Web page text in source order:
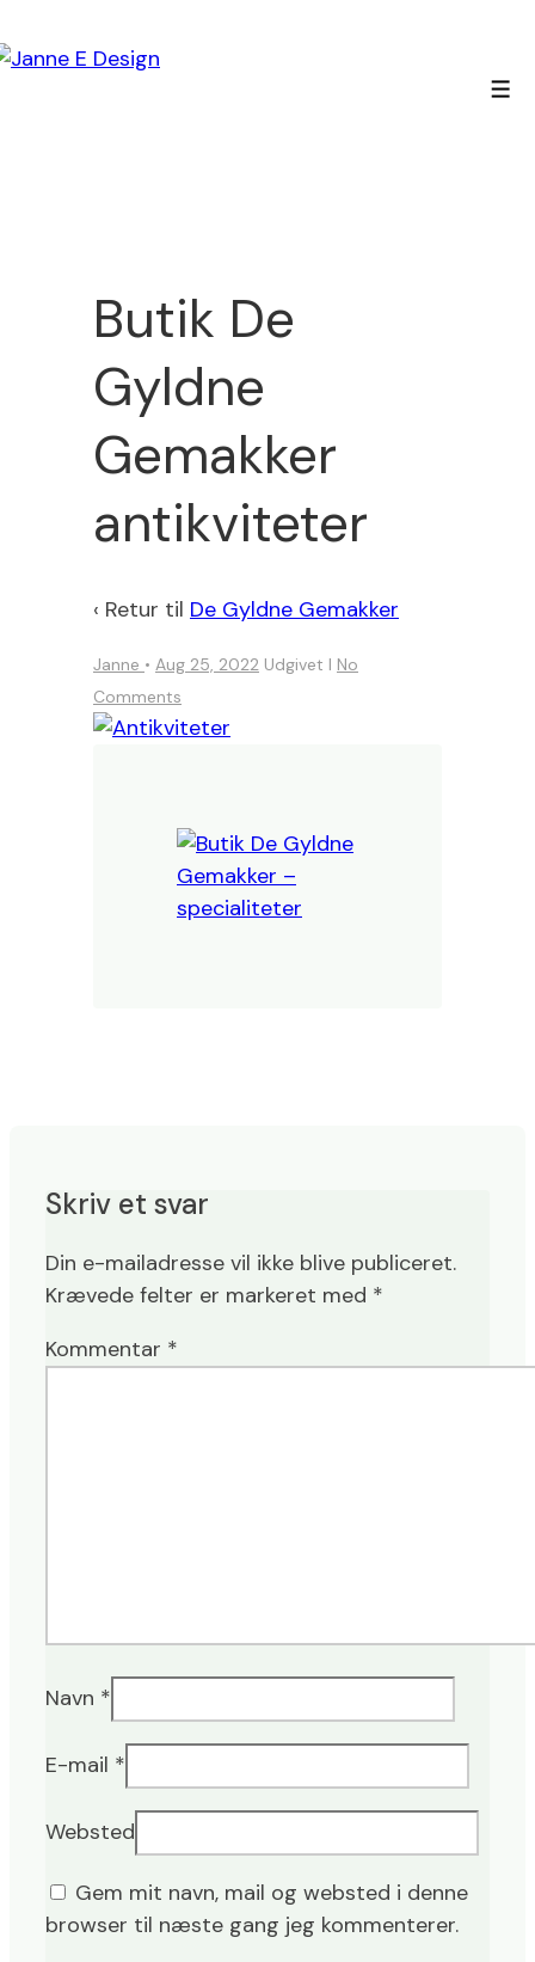
Hop
Butik De
Gyldne
Gemakker
antikviteter
‹ Retur til De Gyldne Gemakker
Janne • Aug 25, 2022 Udgivet I No
Comments
Skriv et svar
Din e-mailadresse vil ikke blive publiceret.
Krævede felter er markeret med *
Kommentar *
Navn *
E-mail *
Websted
Gem mit navn, mail og websted i denne
browser til næste gang jeg kommenterer.